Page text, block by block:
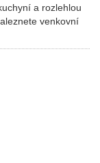
a rozlehlou
venkovní